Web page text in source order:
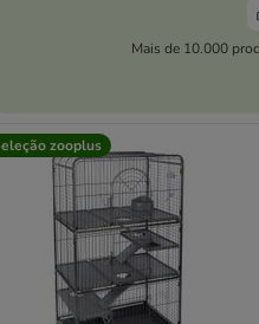
Mais de 10.000
zooplus